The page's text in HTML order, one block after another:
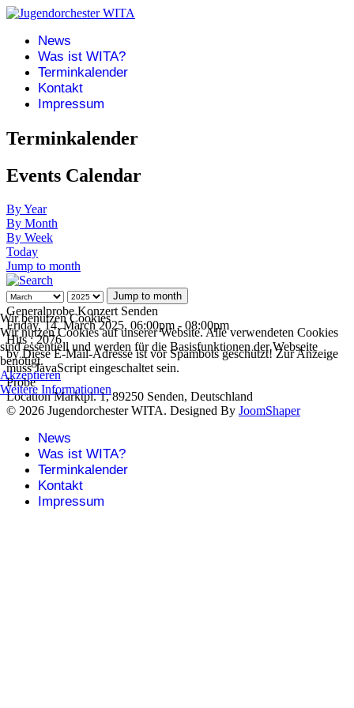
News
Was ist WITA?
Terminkalender
Kontakt
Impressum
Terminkalender
Events Calendar
By Year
By Month
By Week
Today
Jump to month
Jump to month
Generalprobe Konzert Senden
Friday, 14. March 2025, 06:00pm - 08:00pm
Hits: 2076
byDiese E-Mail-Adresse ist vor Spambots geschützt! Zur Anzeige
muss JavaScript eingeschaltet sein.
Probe
LocationMarktpl. 1, 89250 Senden, Deutschland
© 2026 Jugendorchester WITA. Designed By JoomShaper
News
Was ist WITA?
Terminkalender
Kontakt
Impressum
Wir benutzen Cookies
Wir nutzen Cookies auf unserer Website. Alle verwendeten Cookies
sind essentiell und werden für die Basisfunktionen der Webseite
benötigt.
Akzeptieren
Weitere Informationen